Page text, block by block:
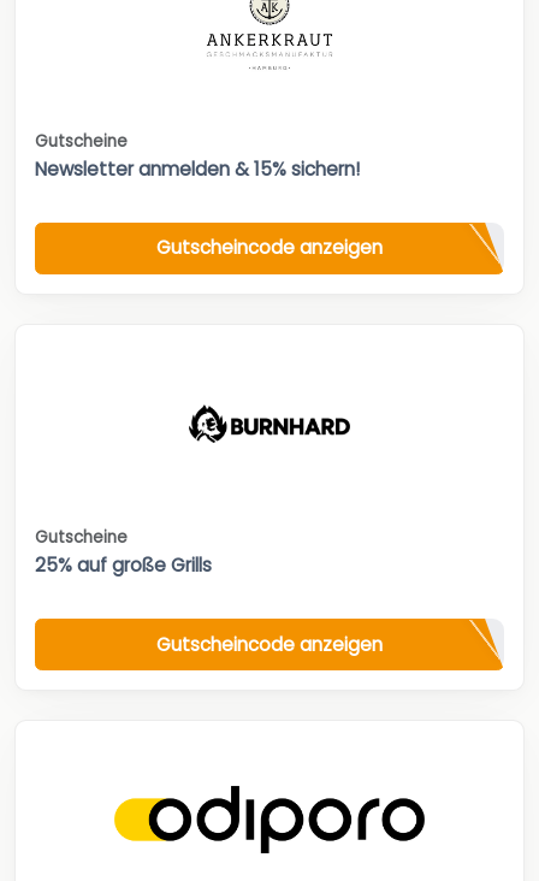
Gutscheine
Newsletter anmelden & 15% sichern!
Gutscheincode anzeigen
Gutscheine
25% auf große Grills
Gutscheincode anzeigen